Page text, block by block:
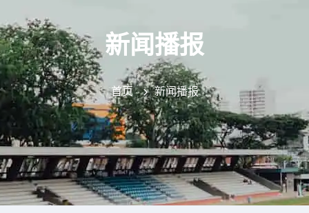
新闻播报
首页 新闻播报